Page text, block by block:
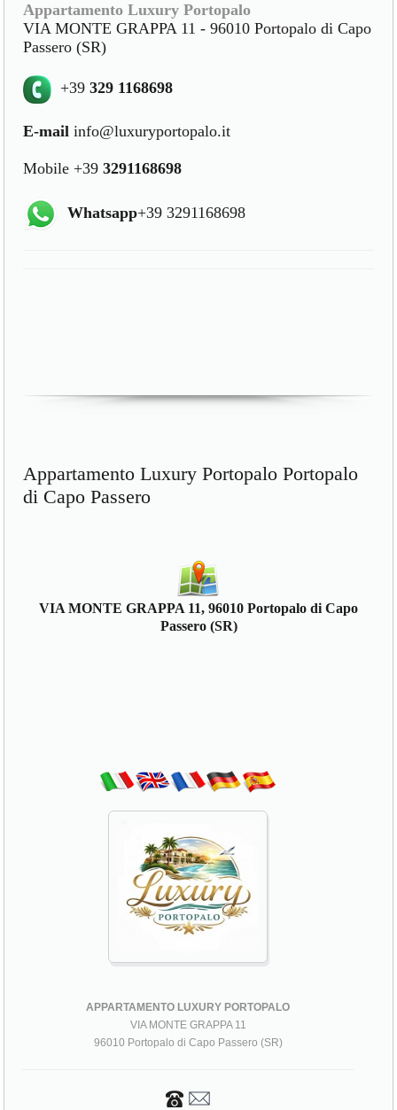
Appartamento Luxury Portopalo
VIA MONTE GRAPPA 11 - 96010 Portopalo di Capo
Passero (SR)
+39329 1168698
E-mail info@luxuryportopalo.it
Mobile +393291168698
Whatsapp+39 3291168698
Appartamento Luxury Portopalo Portopalo
di Capo Passero
VIA MONTE GRAPPA 11, 96010 Portopalo di Capo
Passero (SR)
APPARTAMENTO LUXURY PORTOPALO
VIA MONTE GRAPPA 11
96010 Portopalo di Capo Passero (SR)